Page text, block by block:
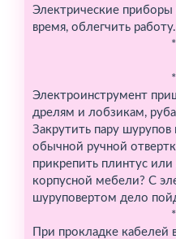
Электрические
время, облегчить работу.
Электроинструмент
дрелям и лобзикам,
Закрутить пару
обычной ручной
прикрепить плинтус
корпусной мебели? С
шуруповертом дело
При прокладке кабелей